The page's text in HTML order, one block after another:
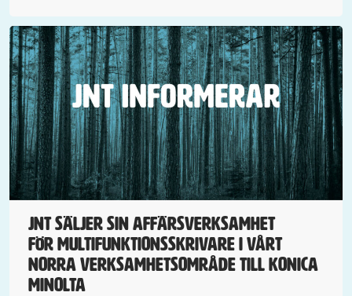
JNT säljer sin affärsverksamhet
för multifunktionsskrivare i vårt
norra verksamhetsområde till Konica
Minolta